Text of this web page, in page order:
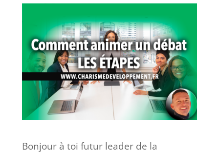
Bonjour à toi futur leader de la